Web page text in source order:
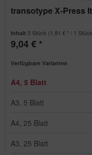
transotype X-Press
Inhalt 5 Stück (1,81 € * / 1
9,04 € *
Verfügbare Varianten
A4, 5 Blatt
A3, 5 Blatt
A4, 25 Blatt
A3, 25 Blatt